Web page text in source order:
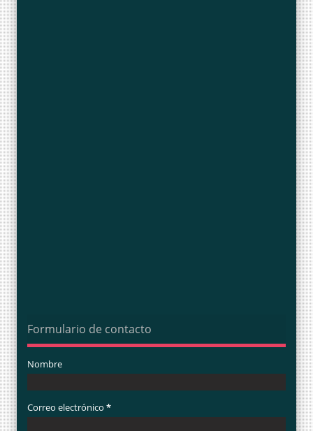
Formulario de contacto
Nombre
Correo electrónico *